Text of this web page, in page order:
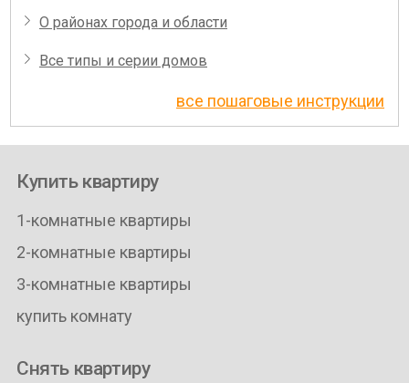
О районах города и области
Все типы и серии домов
все пошаговые инструкции
Купить квартиру
1-комнатные квартиры
2-комнатные квартиры
3-комнатные квартиры
купить комнату
Снять квартиру